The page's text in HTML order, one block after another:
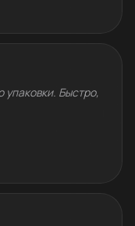
Быстро,